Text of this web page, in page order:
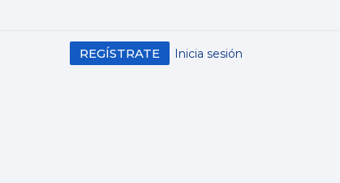
Inicia sesión
REGÍSTRATE